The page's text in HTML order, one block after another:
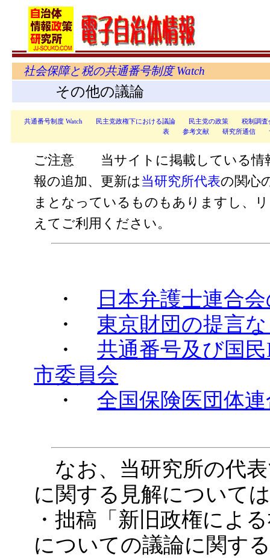
社会保障と税の共通番号制度 Watch
その他の議論
共通番号制度 Watch 民主党政権下における議論 民主党の政策
税制調査
表
参考文献 研究所通信
ご注意 当サイトに掲載している情
報の追加、更新は 当研究所代表の関心
まとなっているものもありますし、
えてご利用ください。
・
日本弁護士連合
・ 東京財団の提言
・共通番号及び国
市委員会
・ 全国保険医団体
なお、当研究所の代
に関する見解について
・拙稿「新旧政権によ
についての議論に関す